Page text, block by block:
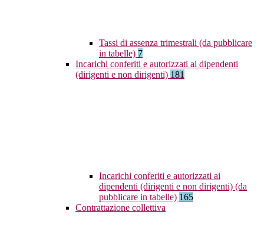
Tassi di assenza trimestrali (da pubblicare
in tabelle) 7
Incarichi conferiti e autorizzati ai dipendenti
(dirigenti e non dirigenti) 181
Incarichi conferiti e autorizzati ai
dipendenti (dirigenti e non dirigenti) (da
pubblicare in tabelle) 165
Contrattazione collettiva